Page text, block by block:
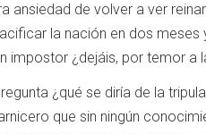
ansiedad de volver a ver
la nación en dos
impostor ¿dejáis, por temor a
¿qué se diría de la
que sin ningún